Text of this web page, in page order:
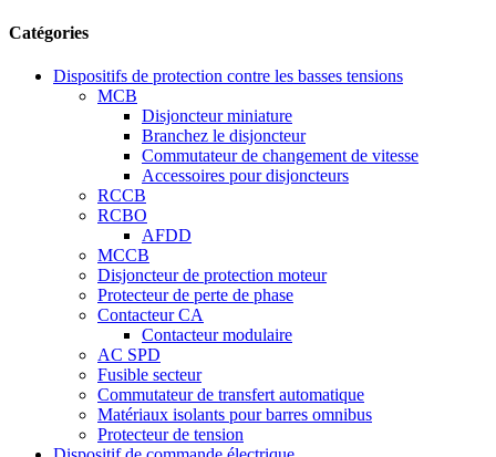
Catégories
Dispositifs de protection contre les basses tensions
MCB
Disjoncteur miniature
Branchez le disjoncteur
Commutateur de changement de vitesse
Accessoires pour disjoncteurs
RCCB
RCBO
AFDD
MCCB
Disjoncteur de protection moteur
Protecteur de perte de phase
Contacteur CA
Contacteur modulaire
AC SPD
Fusible secteur
Commutateur de transfert automatique
Matériaux isolants pour barres omnibus
Protecteur de tension